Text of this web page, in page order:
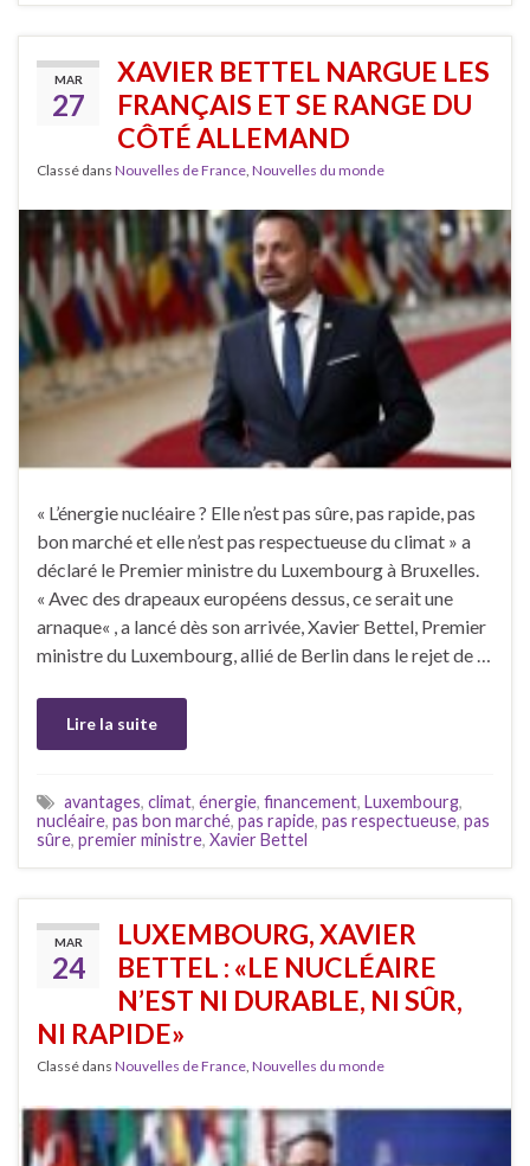
MAR
27
XAVIER BETTEL NARGUE LES
FRANÇAIS ET SE RANGE DU
CÔTÉ ALLEMAND
Classé dans Nouvelles de France, Nouvelles du monde
« L’énergie nucléaire ? Elle n’est pas sûre, pas rapide, pas
bon marché et elle n’est pas respectueuse du climat » a
déclaré le Premier ministre du Luxembourg à Bruxelles.
« Avec des drapeaux européens dessus, ce serait une
arnaque« , a lancé dès son arrivée, Xavier Bettel, Premier
ministre du Luxembourg, allié de Berlin dans le rejet de …
Lire la suite
avantages, climat, énergie, financement, Luxembourg,
nucléaire, pas bon marché, pas rapide, pas respectueuse, pas
sûre, premier ministre, Xavier Bettel
MAR
24
LUXEMBOURG, XAVIER
BETTEL : «LE NUCLÉAIRE
N’EST NI DURABLE, NI SÛR,
NI RAPIDE»
Classé dans Nouvelles de France, Nouvelles du monde